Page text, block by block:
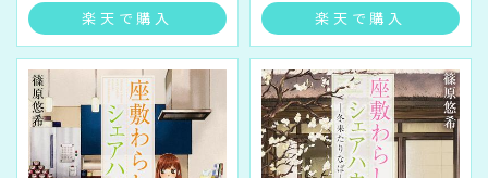
楽天で購入 楽天で購入